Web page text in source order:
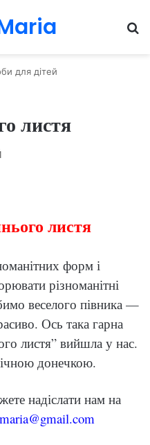
для дітей
листя
листя
форм і
різноманітні
веселого півника —
Ось така гарна
листя” вийшла у нас.
донечкою.
надіслати нам на